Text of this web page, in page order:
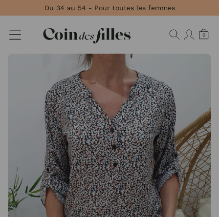
Du 34 au 54 - Pour toutes les femmes
0
Panneau de gestion des cookies